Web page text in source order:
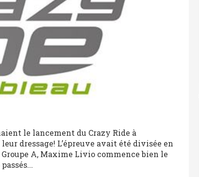
le lancement du Crazy Ride à
dressage! L’épreuve avait été divisée en
A, Maxime Livio commence bien le